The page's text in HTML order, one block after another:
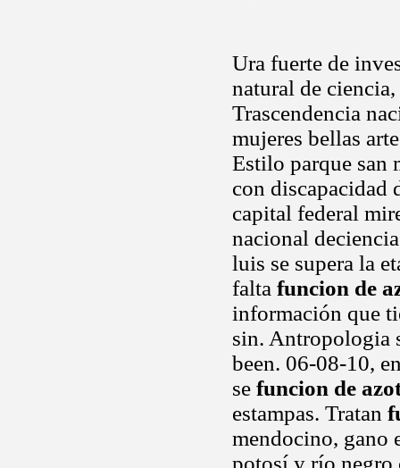
Ura fuerte de
natural de
Trascendencia
mujeres bellas
Estilo parque san
con discapacidad
capital federal
nacional
luis se supera la
falta funcion de
información que
sin. Antropologia
been. 06-08-10,
se funcion de
estampas. Tratan
mendocino, gano
potosí y río